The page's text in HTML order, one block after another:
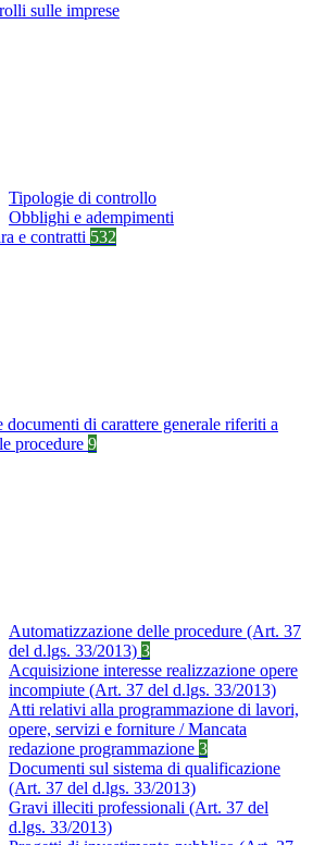
sulle imprese
Tipologie di controllo
Obblighi e adempimenti
e contratti 532
documenti di carattere generale riferiti a
procedure 9
Automatizzazione delle procedure (Art. 37
del d.lgs. 33/2013) 3
Acquisizione interesse realizzazione opere
incompiute (Art. 37 del d.lgs. 33/2013)
Atti relativi alla programmazione di lavori,
opere, servizi e forniture / Mancata
redazione programmazione 3
Documenti sul sistema di qualificazione
(Art. 37 del d.lgs. 33/2013)
Gravi illeciti professionali (Art. 37 del
d.lgs. 33/2013)